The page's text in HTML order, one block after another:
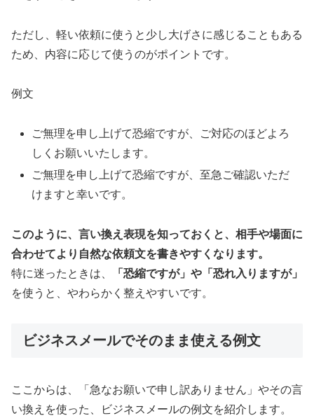
ただし、軽い依頼に使うと少し大げさに感じることもある
ため、内容に応じて使うのがポイントです。
例文
ご無理を申し上げて恐縮ですが、ご対応のほどよろ
しくお願いいたします。
ご無理を申し上げて恐縮ですが、至急ご確認いただ
けますと幸いです。
このように、言い換え表現を知っておくと、相手や場面に
合わせてより自然な依頼文を書きやすくなります。
特に迷ったときは、
「恐縮ですが」や「恐れ入りますが」
を使うと、やわらかく整えやすいです。
ビジネスメールでそのまま使える例文
ここからは、「急なお願いで申し訳ありません」やその言
い換えを使った、ビジネスメールの例文を紹介します。